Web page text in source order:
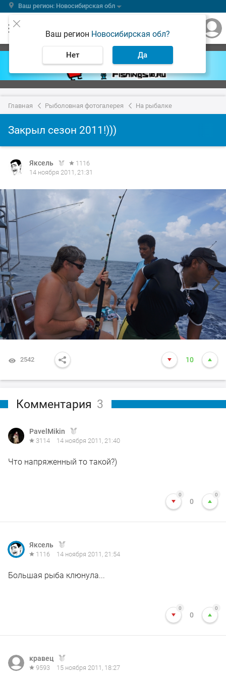
Ваш регион: Новосибирская обл
Ваш регион Новосибирская обл?
Нет Да
Главная Рыболовная фотогалерея На рыбалке
Закрыл сезон 2011!)))
Яксель
1116
14 ноября 2011, 21:31
2542 10
Комментария 3
PavelMikin
3114 14 ноября 2011, 21:40
Что напряженный то такой?)
0
0
0
Яксель
1116 14 ноября 2011, 21:54
Большая рыба клюнула...
0
0
0
кравец
9593 15 ноября 2011, 18:27